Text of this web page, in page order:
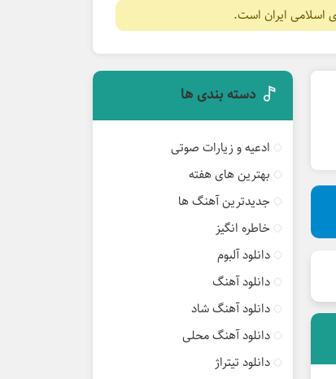
اسلامی ایران است.
دسته بندی ها
ادعیه و زیارات صوتی
بهترین های هفته
جدیدترین آهنگ ها
خاطره انگیز
دانلود آلبوم
دانلود آهنگ
دانلود آهنگ شاد
دانلود آهنگ محلی
دانلود تیتراژ